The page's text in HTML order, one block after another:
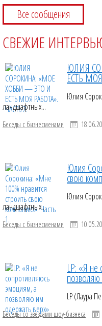
Все сообщения
СВЕЖИЕ
ЮЛИЯ
ЕСТЬ
Юлия
ландшафтных...
Беседы с бизнесменами
Юлия
свою
Юлия
ландшафтных...
Беседы с бизнесменами
LP: «Я не
LP (Лаура
Беседы со звездами шоу-бизнеса